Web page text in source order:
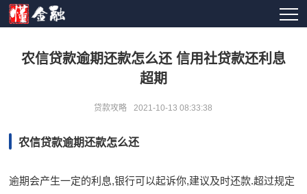
农信贷款逾期还款怎么还 信用社贷款还利息
超期
贷款攻略 2021-10-13 08:33:38
农信贷款逾期还款怎么还
逾期会产生一定的利息,银行可以起诉你,建议及时还款.超过规定